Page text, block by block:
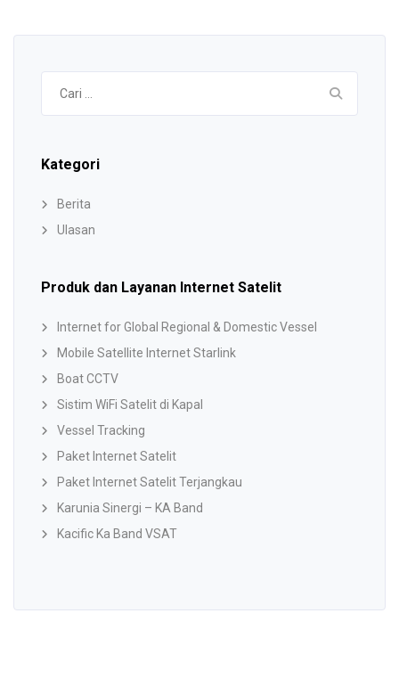
Cari
untuk:
Kategori
Berita
Ulasan
Produk dan Layanan Internet Satelit
Internet for Global Regional & Domestic Vessel
Mobile Satellite Internet Starlink
Boat CCTV
Sistim WiFi Satelit di Kapal
Vessel Tracking
Paket Internet Satelit
Paket Internet Satelit Terjangkau
Karunia Sinergi – KA Band
Kacific Ka Band VSAT